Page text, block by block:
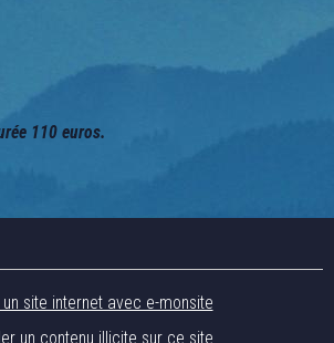
110 euros.
site internet avec e-monsite
un contenu illicite sur ce site